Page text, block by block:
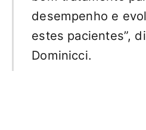
desempenho e
estes pacientes”,
Dominicci.